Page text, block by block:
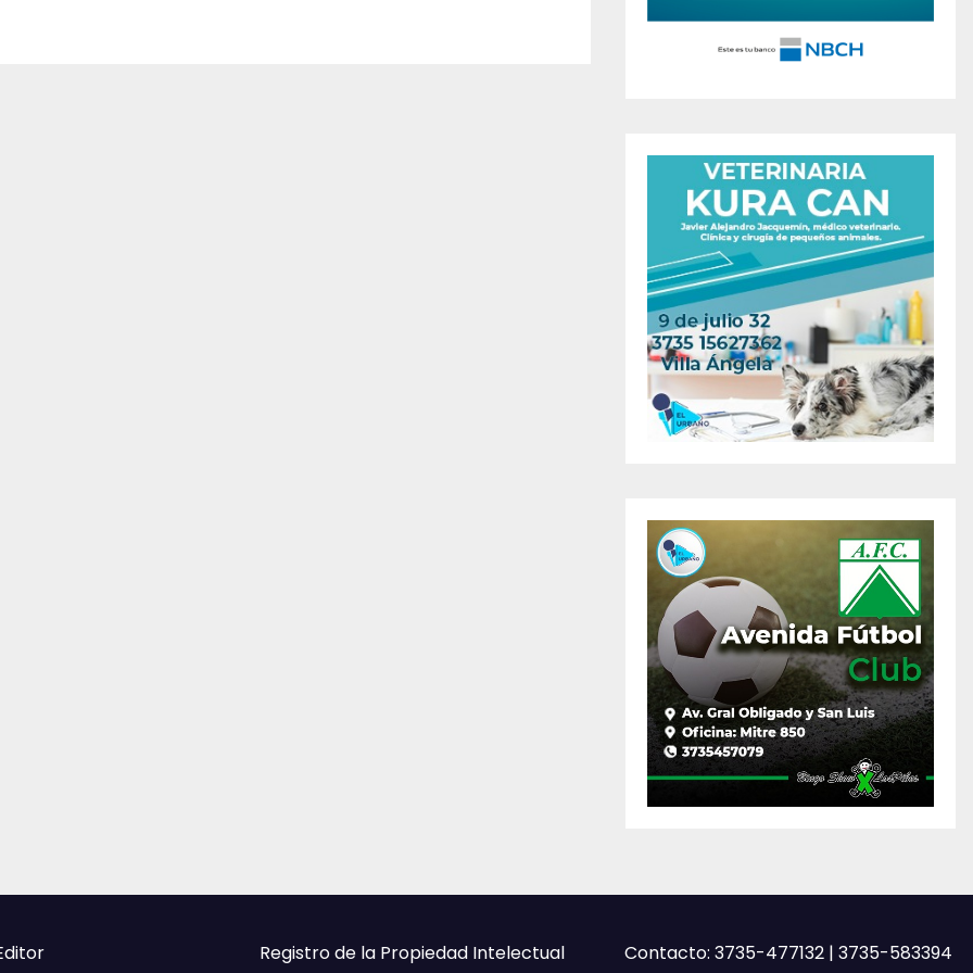
Registro de la Propiedad Intelectual
Contacto: 3735-477132 | 3735-583394